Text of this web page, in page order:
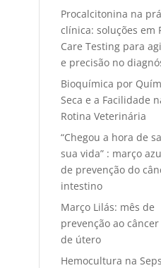
Procalcitonina na
clínica: soluções em
Care Testing para
e precisão no
Bioquímica por
Seca e a Facilidade
Rotina Veterinária
“Chegou a hora de
sua vida” : março
de prevenção do
intestino
Março Lilás: mês de
prevenção ao
de útero
Hemocultura na